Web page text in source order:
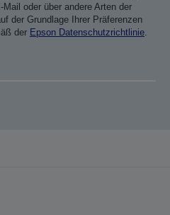
oder über andere Arten der
der Grundlage Ihrer Präferenzen
der Epson Datenschutzrichtlinie